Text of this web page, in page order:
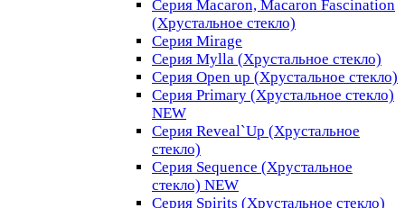
Серия Macaron, Macaron Fascination
(Хрустальное стекло)
Серия Mirage
Серия Mylla (Хрустальное стекло)
Серия Open up (Хрустальное стекло)
Серия Primary (Хрустальное стекло)
NEW
Серия Reveal`Up (Хрустальное
стекло)
Серия Sequence (Хрустальное
стекло) NEW
Серия Spirits (Хрустальное стекло)